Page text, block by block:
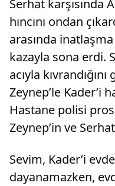
Serhat karşısında
hıncını ondan
arasında
kazayla sona erdi.
acıyla
Zeynep’le Kader’i
Hastane polisi
Zeynep’in ve
Sevim, Kader’i
dayanamazken,